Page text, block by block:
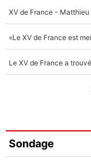
Sondage